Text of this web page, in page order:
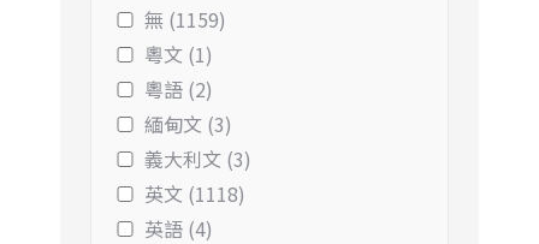
無 (1159)
粵文 (1)
粵語 (2)
緬甸文 (3)
義大利文 (3)
英文 (1118)
英語 (4)